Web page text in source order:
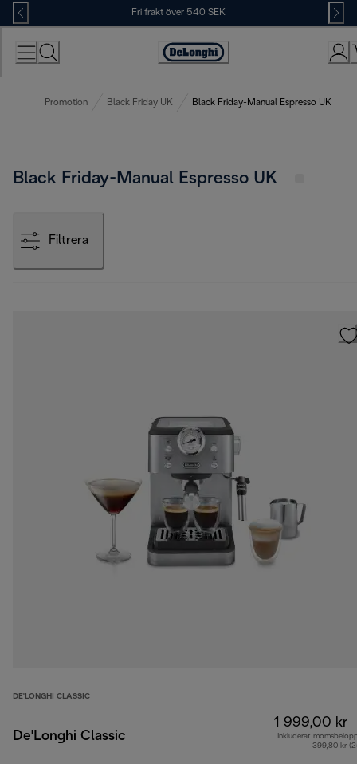
Skip
to
Content
Fri frakt över 540 SEK
Accessibility
Promotion Black Friday UK Black Friday-Manual Espresso UK
Black Friday-Manual Espresso UK
Filtrera
DE'LONGHI CLASSIC
De'Longhi Classic
1 999,00 kr
Inkluderat
399,80 kr